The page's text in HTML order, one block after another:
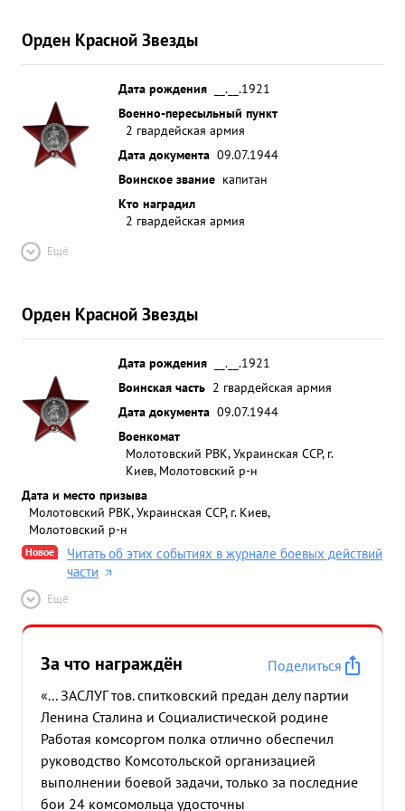
Орден Красной Звезды
Дата рождения
__.__.1921
Военно-пересыльный пункт
2 гвардейская армия
Дата документа 09.07.1944
Воинское звание капитан
Кто наградил
2 гвардейская армия
Ещё
Орден Красной Звезды
Дата рождения
__.__.1921
Воинская часть 2 гвардейская армия
Дата документа 09.07.1944
Военкомат
Молотовский РВК, Украинская ССР, г.
Киев, Молотовский р-н
Дата и место призыва
Молотовский РВК, Украинская ССР, г. Киев,
Молотовский р-н
Новое
Читать об этих событиях в журнале боевых действий
части
Ещё
За что награждён
Поделиться
«... ЗАСЛУГ тов. спитковский предан делу партии
Ленина Сталина и Социалистической родине
Работая комсоргом полка отлично обеспечил
руководство Комсотольской организацией
выполнении боевой задачи, только за последние
бои 24 комсомольца удосточны